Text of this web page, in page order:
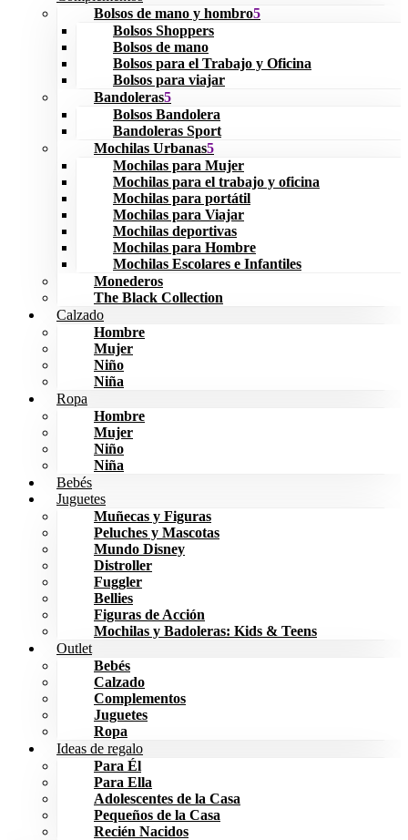
Bolsos de mano y hombro
Bolsos Shoppers
Bolsos de mano
Bolsos para el Trabajo y Oficina
Bolsos para viajar
Bandoleras
Bolsos Bandolera
Bandoleras Sport
Mochilas Urbanas
Mochilas para Mujer
Mochilas para el trabajo y oficina
Mochilas para portátil
Mochilas para Viajar
Mochilas deportivas
Mochilas para Hombre
Mochilas Escolares e Infantiles
Monederos
The Black Collection
Calzado
Hombre
Mujer
Niño
Niña
Ropa
Hombre
Mujer
Niño
Niña
Bebés
Juguetes
Muñecas y Figuras
Peluches y Mascotas
Mundo Disney
Distroller
Fuggler
Bellies
Figuras de Acción
Mochilas y Badoleras: Kids & Teens
Outlet
Bebés
Calzado
Complementos
Juguetes
Ropa
Ideas de regalo
Para Él
Para Ella
Adolescentes de la Casa
Pequeños de la Casa
Recién Nacidos